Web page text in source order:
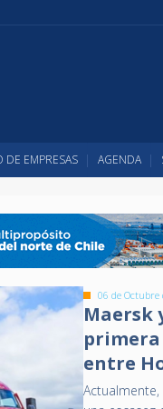
DE EMPRESAS AGENDA
06 de Octubre
Maersk
entre